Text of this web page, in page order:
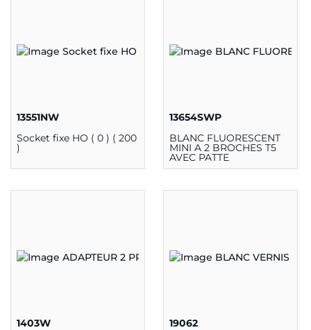
13551NW
Socket fixe HO ( 0 ) ( 200
)
13654SWP
BLANC FLUORESCENT
MINI A 2 BROCHES T5
AVEC PATTE
D''ALIGNEMENT
1403W 19062